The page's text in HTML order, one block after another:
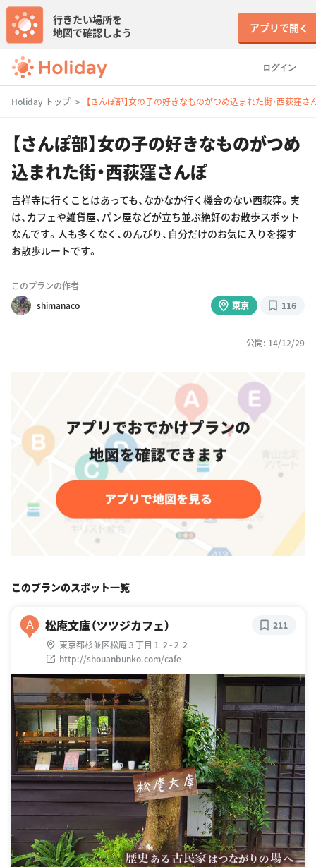
ログイン
行きたい場所を
地図で確認しよう
アプリで開く
Holiday トップ 【さんぽ部】女の子の好きなものがつめ込まれた街・西荻窪さ
【さんぽ部】女の子の好きなものがつめ
込まれた街・西荻窪さんぽ
吉祥寺に行くことはあっても、なかなか行く機会のない西荻窪。実
は、カフェや雑貨屋、パン屋などが立ち並ぶ絶好のお散歩スポット
なんです。人も多くなく、のんびり、自分だけのお気に入りを探す
お散歩ルートです。
このプランの作者
shimanaco
東京 116
公開: 14/12/29
このプランのスポット一覧
A 松庵文庫（ツツジカフェ）
東京都杉並区松庵３丁目１２-２２
http://shouanbunko.com/cafe
211